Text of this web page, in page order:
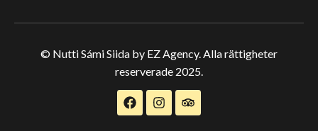
© Nutti Sámi Siida by EZ Agency. Alla rättigheter
reserverade 2025.